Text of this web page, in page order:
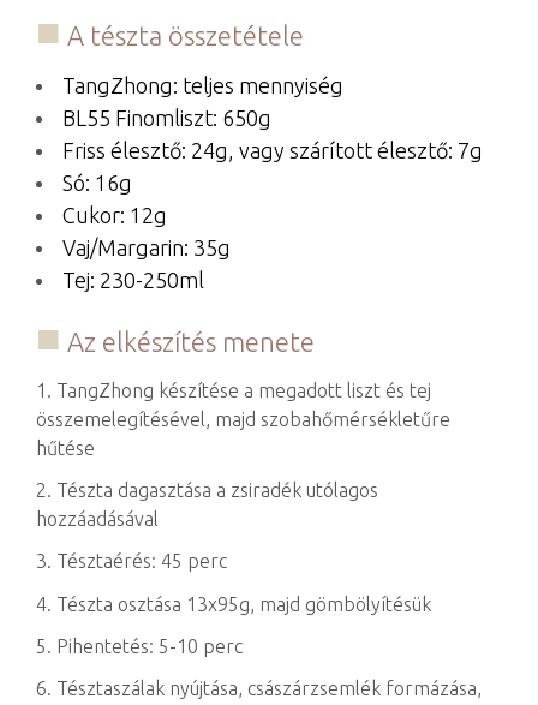
A tészta összetétele
TangZhong: teljes mennyiség
BL55 Finomliszt: 650g
Friss élesztő: 24g, vagy szárított élesztő: 7g
Só: 16g
Cukor: 12g
Vaj/Margarin: 35g
Tej: 230-250ml
Az elkészítés menete
1. TangZhong készítése a megadott liszt és tej
összemelegítésével, majd szobahőmérsékletűre
hűtése
2. Tészta dagasztása a zsiradék utólagos
hozzáadásával
3. Tésztaérés: 45 perc
4. Tészta osztása 13x95g, majd gömbölyítésük
5. Pihentetés: 5-10 perc
6. Tésztaszálak nyújtása, császárzsemlék formázása,